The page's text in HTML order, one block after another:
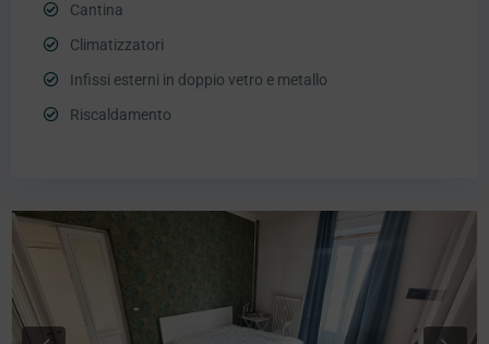
Cantina
Climatizzatori
Infissi esterni in doppio vetro e metallo
Riscaldamento